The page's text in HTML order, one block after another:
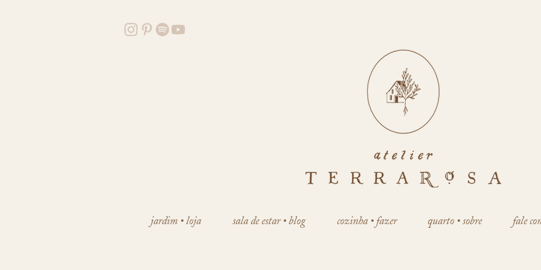
jardim • loja sala de estar • blog cozinha • fazer quarto • sobre fale